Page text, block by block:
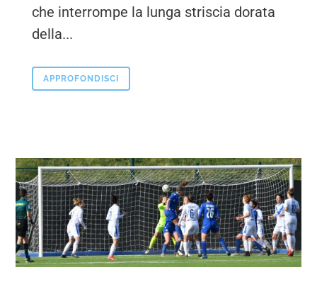
che interrompe la lunga striscia dorata
della...
APPROFONDISCI